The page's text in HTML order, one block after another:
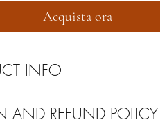
Acquista ora
INFO
AND REFUND POLICY